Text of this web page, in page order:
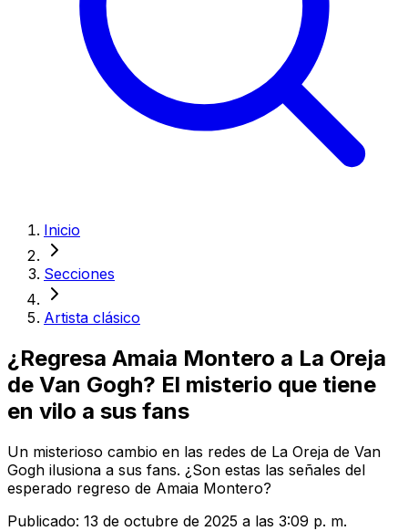
Inicio
Secciones
Artista clásico
¿Regresa Amaia Montero a La Oreja
de Van Gogh? El misterio que tiene
en vilo a sus fans
Un misterioso cambio en las redes de La Oreja de Van
Gogh ilusiona a sus fans. ¿Son estas las señales del
esperado regreso de Amaia Montero?
Publicado: 13 de octubre de 2025 a las 3:09 p. m.